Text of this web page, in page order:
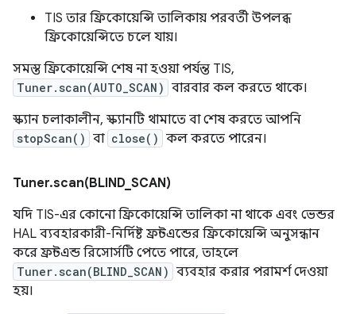
TIS তার ফ্রিকোয়েন্সি তালিকায় পরবর্তী উপলব্ধ
ফ্রিকোয়েন্সিতে চলে যায়।
সমস্ত ফ্রিকোয়েন্সি শেষ না হওয়া পর্যন্ত TIS,
Tuner.scan(AUTO_SCAN) বারবার কল করতে থাকে।
স্ক্যান চলাকালীন, স্ক্যানটি থামাতে বা শেষ করতে আপনি
stopScan() বা close() কল করতে পারেন।
Tuner.scan(BLIND SCAN)
যদি TIS-এর কোনো ফ্রিকোয়েন্সি তালিকা না থাকে এবং ভেন্ডর
HAL ব্যবহারকারী-নির্দিষ্ট ফ্রন্টএন্ডের ফ্রিকোয়েন্সি অনুসন্ধান
করে ফ্রন্টএন্ড রিসোর্সটি পেতে পারে, তাহলে
Tuner.scan(BLIND_SCAN) ব্যবহার করার পরামর্শ দেওয়া
হয়।